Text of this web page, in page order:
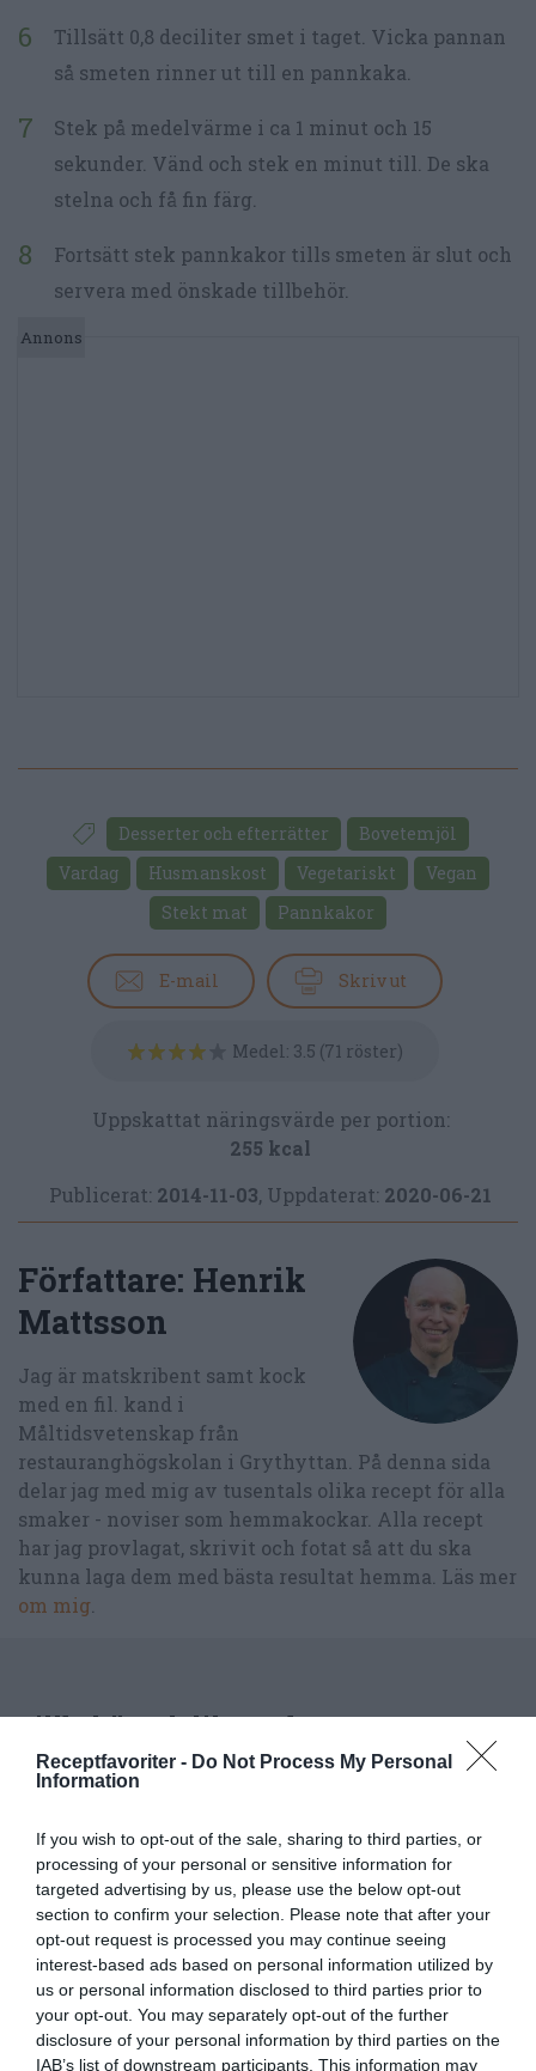
Receptfavoriter - Do Not Process My Personal
Information
If you wish to opt-out of the sale, sharing to third parties, or
processing of your personal or sensitive information for
targeted advertising by us, please use the below opt-out
section to confirm your selection. Please note that after your
opt-out request is processed you may continue seeing
interest-based ads based on personal information utilized by
us or personal information disclosed to third parties prior to
your opt-out. You may separately opt-out of the further
disclosure of your personal information by third parties on the
IAB’s list of downstream participants. This information may
Tillsätt 0,8 deciliter smet i taget. Vicka pannan
så smeten rinner ut till en pannkaka.
Stek på medelvärme i ca 1 minut och 15
sekunder. Vänd och stek en minut till. De ska
stelna och få fin färg.
Fortsätt stek pannkakor tills smeten är slut och
servera med önskade tillbehör.
Desserter och efterrätter
Bovetemjöl
Vardag
Husmanskost Vegetariskt
Vegan
Stekt mat
Pannkakor
E-mail Skriv ut
Medel: 3.5 (71 röster)
Uppskattat näringsvärde per portion:
255 kcal
Publicerat: 2014-11-03, Uppdaterat: 2020-06-21
Författare: Henrik
Mattsson
Jag är matskribent samt kock
med en fil. kand i
Måltidsvetenskap från
restauranghögskolan i Grythyttan. På denna sida
delar jag med mig av tusentals olika recept för alla
smaker - noviser som hemmakockar. Alla recept
har jag provlagat, skrivit och fotat så att du ska
kunna laga dem med bästa resultat hemma. Läs mer
om mig
Tillbehör och liknande: